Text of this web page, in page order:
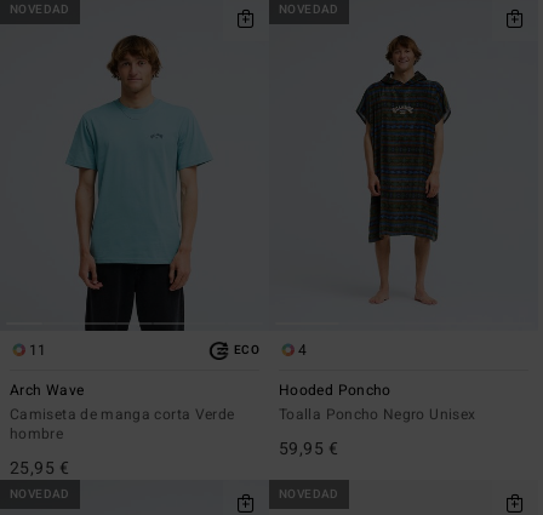
NOVEDAD
11 ECO
Arch Wave
Camiseta de manga corta Verde
hombre
25,95 €
NOVEDAD
4
Hooded Poncho
Toalla Poncho Negro Unisex
59,95 €
NOVEDAD NOVEDAD